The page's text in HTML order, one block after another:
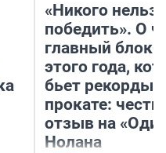
«Никого нельзя
победить». О
главный
этого года,
бьет рекорды в
прокате:
отзыв на
Нолана